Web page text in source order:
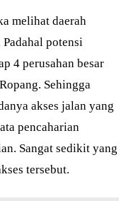
melihat daerah
potensi
4 perusahan besar
Sehingga
akses jalan yang
pencaharian
Sangat sedikit yang
tersebut.